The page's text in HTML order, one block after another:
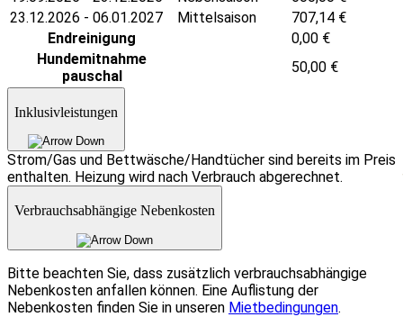
23.12.2026 - 06.01.2027
Mittelsaison 707,14 €
Endreinigung
0,00 €
Hundemitnahme
pauschal
50,00 €
Inklusivleistungen
Strom/Gas und Bettwäsche/Handtücher sind bereits im Preis
enthalten. Heizung wird nach Verbrauch abgerechnet.
Verbrauchsabhängige Nebenkosten
Bitte beachten Sie, dass zusätzlich verbrauchsabhängige
Nebenkosten anfallen können. Eine Auflistung der
Nebenkosten finden Sie in unseren Mietbedingungen.